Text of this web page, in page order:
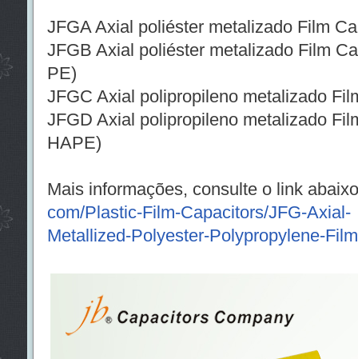
JFGA Axial poliéster metalizado Film
JFGB Axial poliéster metalizado Film
PE)
JFGC Axial polipropileno metalizado
JFGD Axial polipropileno metalizado
HAPE)
Mais informações, consulte o link
com/Plastic-Film-Capacitors/JFG-Axial-
Metallized-Polyester-Polypropylene-